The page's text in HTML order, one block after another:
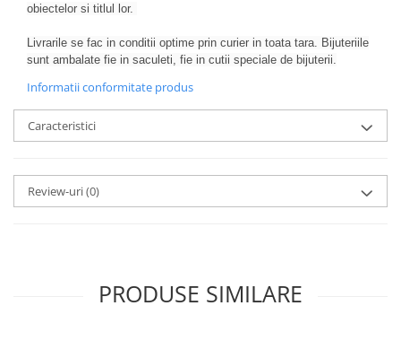
obiectelor si titlul lor.
Livrarile se fac in conditii optime prin curier in toata tara. Bijuteriile
sunt ambalate fie in saculeti, fie in cutii speciale de bijuterii.
Informatii conformitate produs
Caracteristici
Review-uri(0)
PRODUSE SIMILARE